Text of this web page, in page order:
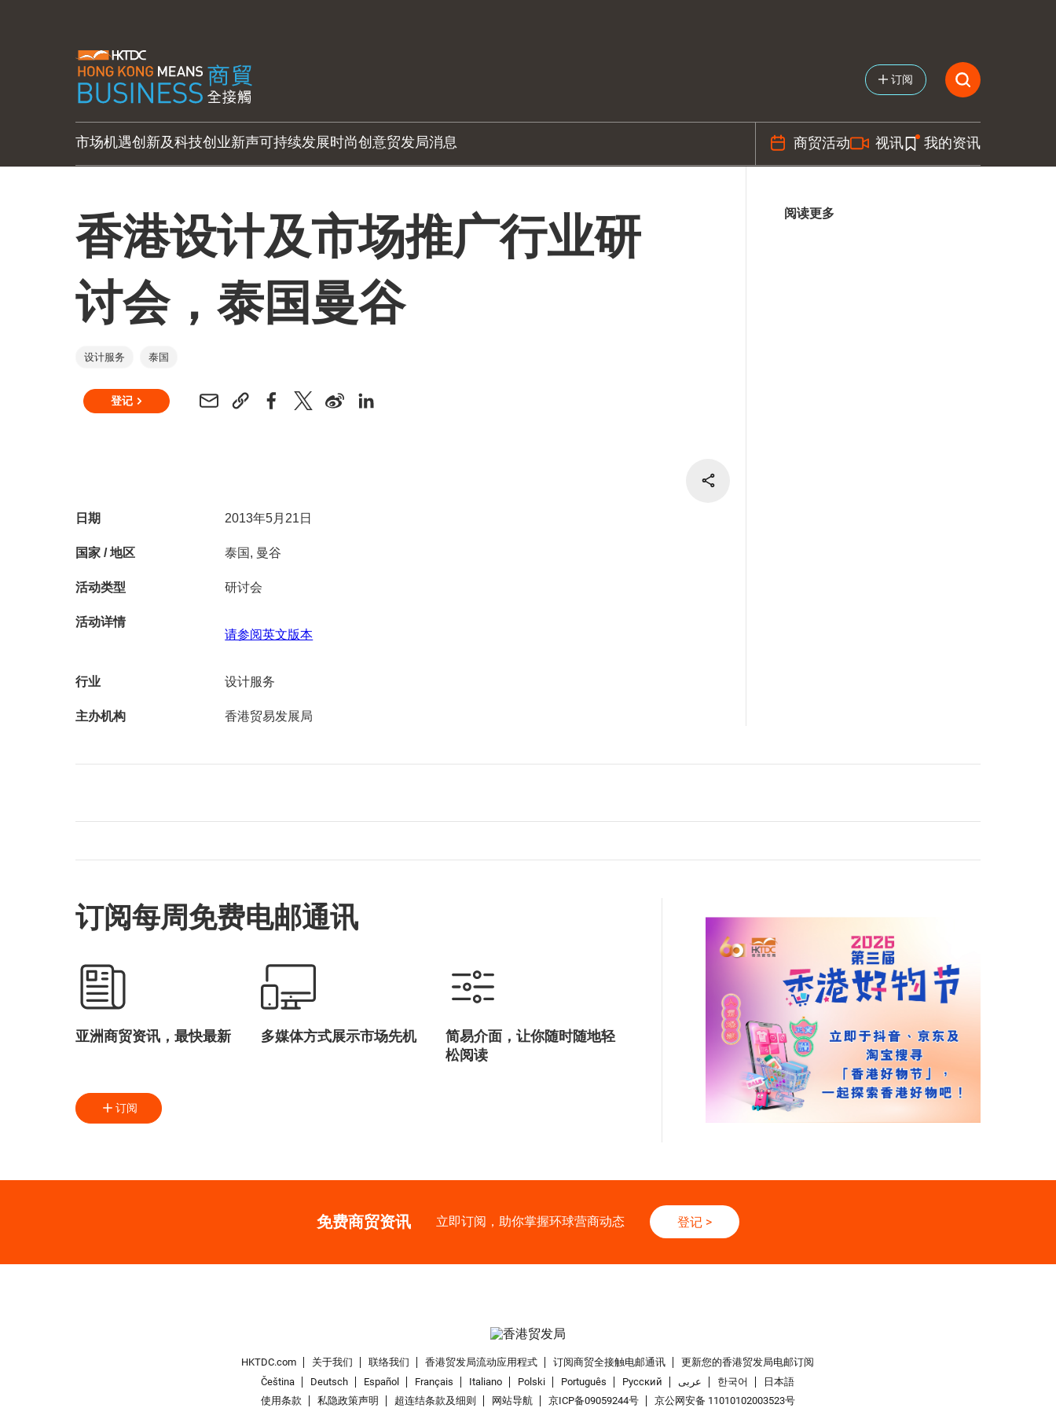
订阅
市场机遇创新及科技创业新声可持续发展时尚创意贸发局消息 商贸活动 视讯 我的资讯
香港设计及市场推广行业研
讨会，泰国曼谷
设计服务 泰国
登记
日期 2013年5月21日
国家 / 地区 泰国, 曼谷
活动类型 研讨会
活动详情
请参阅英文版本
行业 设计服务
主办机构 香港贸易发展局
阅读更多
订阅每周免费电邮通讯
亚洲商贸资讯，最快最新 多媒体方式展示市场先机
简易介面，让你随时随地轻
松阅读
订阅
免费商贸资讯 立即订阅，助你掌握环球营商动态 登记>
HKTDC.com 关于我们 联络我们 香港贸发局流动应用程式 订阅商贸全接触电邮通讯
更新您的香港贸发局电邮订阅
Čeština
Deutsch Español Français Italiano Polski Português Pусский عربى 한국어
日本語
使用条款
私隐政策声明 超连结条款及细则 网站导航 京ICP备09059244号 京公网安备 11010102003523号